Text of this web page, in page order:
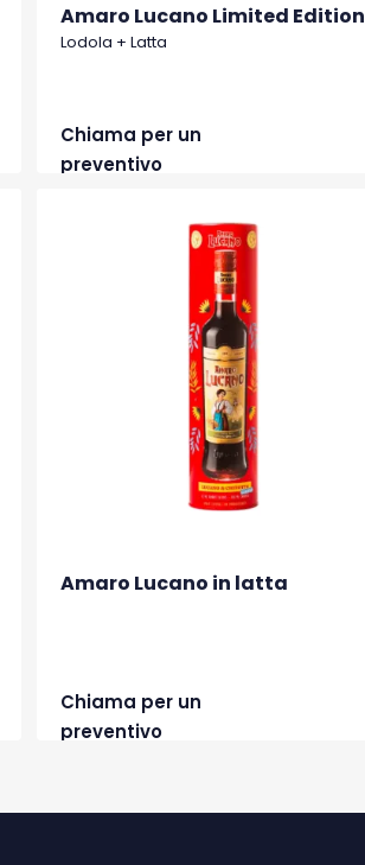
Amaro Lucano Limited Edition
Lodola + Latta
Chiama per un
preventivo
Amaro Lucano in latta
Chiama per un
preventivo